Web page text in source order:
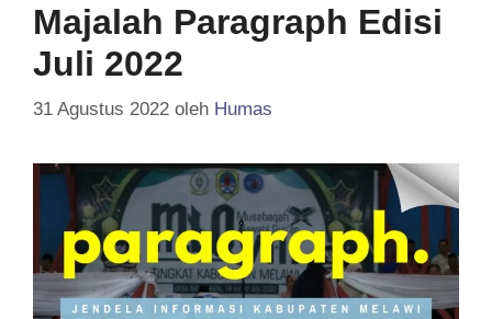
Majalah Paragraph Edisi
Juli 2022
31 Agustus 2022 oleh Humas